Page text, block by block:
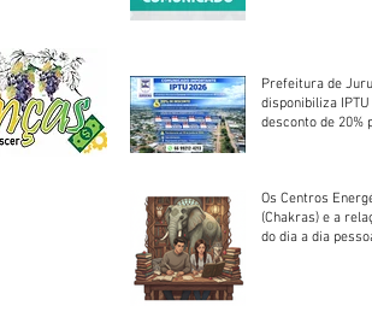
Prefeitura de
disponibiliza
desconto de 20%
Os Centros
(Chakras) e a
do dia a dia